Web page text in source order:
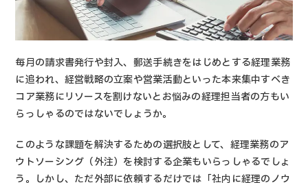
毎月の請求書発行や封入、郵送手続きをはじめとする経理業務
に追われ、経営戦略の立案や営業活動といった本来集中すべき
コア業務にリソースを割けないとお悩みの経理担当者の方もい
らっしゃるのではないでしょうか。
このような課題を解決するための選択肢として、経理業務のア
ウトソーシング（外注）を検討する企業もいらっしゃるでしょ
う。しかし、ただ外部に依頼するだけでは「社内に経理のノウ